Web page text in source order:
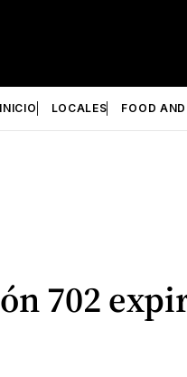
INICIO LOCALES FOOD
702